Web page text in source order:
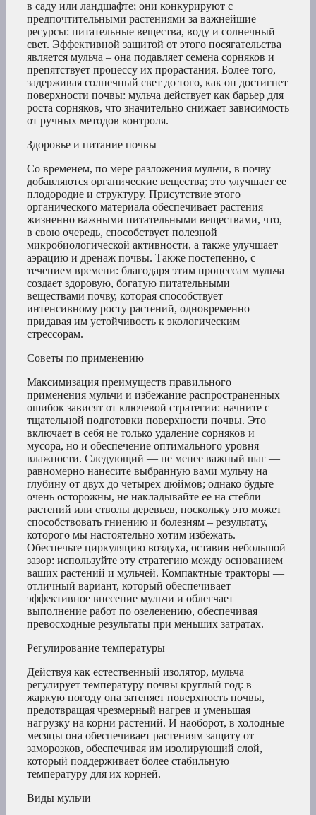
в саду или ландшафте; они конкурируют с
предпочтительными растениями за важнейшие
ресурсы: питательные вещества, воду и солнечный
свет. Эффективной защитой от этого посягательства
является мульча – она подавляет семена сорняков и
препятствует процессу их прорастания. Более того,
задерживая солнечный свет до того, как он достигнет
поверхности почвы: мульча действует как барьер для
роста сорняков, что значительно снижает зависимость
от ручных методов контроля.
Здоровье и питание почвы
Со временем, по мере разложения мульчи, в почву
добавляются органические вещества; это улучшает ее
плодородие и структуру. Присутствие этого
органического материала обеспечивает растения
жизненно важными питательными веществами, что,
в свою очередь, способствует полезной
микробиологической активности, а также улучшает
аэрацию и дренаж почвы. Также постепенно, с
течением времени: благодаря этим процессам мульча
создает здоровую, богатую питательными
веществами почву, которая способствует
интенсивному росту растений, одновременно
придавая им устойчивость к экологическим
стрессорам.
Советы по применению
Максимизация преимуществ правильного
применения мульчи и избежание распространенных
ошибок зависят от ключевой стратегии: начните с
тщательной подготовки поверхности почвы. Это
включает в себя не только удаление сорняков и
мусора, но и обеспечение оптимального уровня
влажности. Следующий — не менее важный шаг —
равномерно нанесите выбранную вами мульчу на
глубину от двух до четырех дюймов; однако будьте
очень осторожны, не накладывайте ее на стебли
растений или стволы деревьев, поскольку это может
способствовать гниению и болезням – результату,
которого мы настоятельно хотим избежать.
Обеспечьте циркуляцию воздуха, оставив небольшой
зазор: используйте эту стратегию между основанием
ваших растений и мульчей. Компактные тракторы —
отличный вариант, который обеспечивает
эффективное внесение мульчи и облегчает
выполнение работ по озеленению, обеспечивая
превосходные результаты при меньших затратах.
Регулирование температуры
Действуя как естественный изолятор, мульча
регулирует температуру почвы круглый год: в
жаркую погоду она затеняет поверхность почвы,
предотвращая чрезмерный нагрев и уменьшая
нагрузку на корни растений. И наоборот, в холодные
месяцы она обеспечивает растениям защиту от
заморозков, обеспечивая им изолирующий слой,
который поддерживает более стабильную
температуру для их корней.
Виды мульчи